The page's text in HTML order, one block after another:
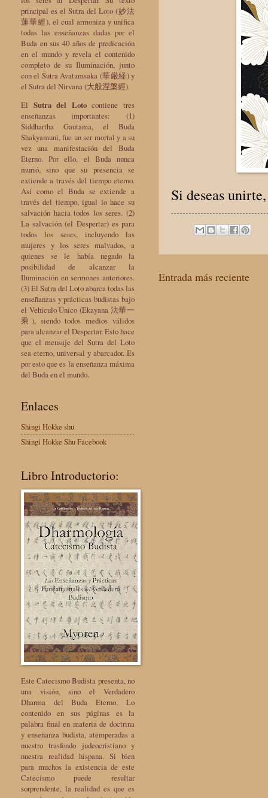
Si deseas
Entrada más reciente
principal es el Sutra del Loto (妙法
蓮華經), el cual armoniza y unifica
todas las enseñanzas dadas por el
Buda en sus 40 años de predicación
en el mundo y revela el contenido
completo de su Iluminación, junto
con el Sutra Avatamsaka (華厳経) y
el Sutra del Nirvana (大般涅槃經).
El Sutra del Lotocontiene tres
enseñanzas importantes: (1)
Siddhartha Gautama, el Buda
Shakyamuni, fue un ser mortal y a su
vez una manifestación del Buda
Eterno. Por ello, el Buda nunca
murió, sino que su presencia se
extiende a través del tiempo eterno.
Así como el Buda se extiende a
través del tiempo, igual lo hace su
salvación hacia todos los seres. (2)
La salvación (el Despertar) es para
todos los seres, incluyendo las
mujeres y los seres malvados, a
quienes se le había negado la
posibilidad de alcanzar la
Iluminación en sermones anteriores.
(3) El Sutra del Loto abarca todas las
enseñanzas y prácticas budistas bajo
el Vehículo Único (Ekayana 法華一
乘), siendo todos medios válidos
para alcanzar el Despertar. Esto hace
que el mensaje del Sutra del Loto
sea eterno, universal y abarcador. Es
por esto que es la enseñanza máxima
del Buda en el mundo.
Enlaces
Shingi Hokke shu
Shingi Hokke Shu Facebook
Libro Introductorio:
Este Catecismo Budista presenta, no
una visión, sino el Verdadero
Dharma del Buda Eterno. Lo
contenido en sus páginas es la
palabra final en materia de doctrina
y enseñanza budista, atemperadas a
nuestro trasfondo judeocristiano y
nuestra realidad hispana. Si bien
para muchos la existencia de este
Catecismo puede resultar
sorprendente, la realidad es que es